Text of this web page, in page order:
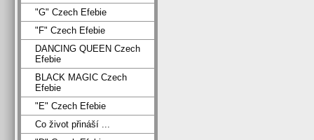
"G" Czech Efebie
"F" Czech Efebie
DANCING QUEEN Czech
Efebie
BLACK MAGIC Czech
Efebie
"E" Czech Efebie
Co život přináší ...